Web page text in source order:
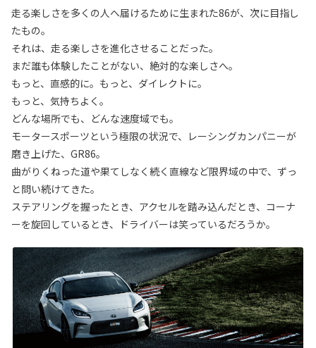
⾛る楽しさを多くの⼈へ届けるために生まれた86が、次に目指し
たもの。
それは、走る楽しさを進化させることだった。
まだ誰も体験したことがない、絶対的な楽しさへ。
もっと、直感的に。もっと、ダイレクトに。
もっと、気持ちよく。
どんな場所でも、どんな速度域でも。
モータースポーツという極限の状況で、レーシングカンパニーが
磨き上げた、GR86。
曲がりくねった道や果てしなく続く直線など限界域の中で、ずっ
と問い続けてきた。
ステアリングを握ったとき、アクセルを踏み込んだとき、コーナ
ーを旋回しているとき、ドライバーは笑っているだろうか。